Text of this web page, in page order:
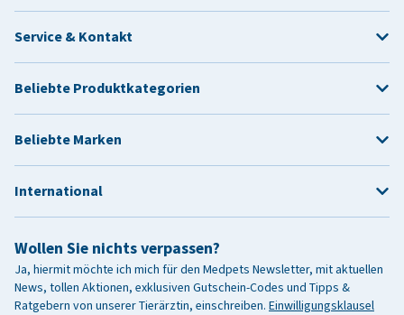
Wollen Sie nichts verpassen?
Ja, hiermit möchte ich mich für den Medpets Newsletter, mit aktuellen
News, tollen Aktionen, exklusiven Gutschein-Codes und Tipps &
Ratgebern von unserer Tierärztin, einschreiben. Einwilligungsklausel
Service & Kontakt
Beliebte Produktkategorien
Beliebte Marken
International